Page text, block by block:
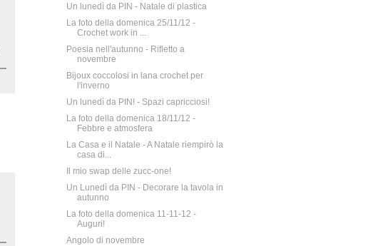
Un lunedì da PIN - Natale di plastica
La foto della domenica 25/11/12 -
Crochet work in ...
Poesia nell'autunno - Rifletto a
novembre
Bijoux coccolosi in lana crochet per
l'inverno
Un lunedì da PIN! - Spazi capricciosi!
La foto della domenica 18/11/12 -
Febbre e atmosfera
La Casa e il Natale - A Natale riempirò la
casa di...
Il mio swap delle zucc-one!
Un Lunedì da PIN - Decorare la tavola in
autunno
La foto della domenica 11-11-12 -
Auguri!
Angolo di novembre